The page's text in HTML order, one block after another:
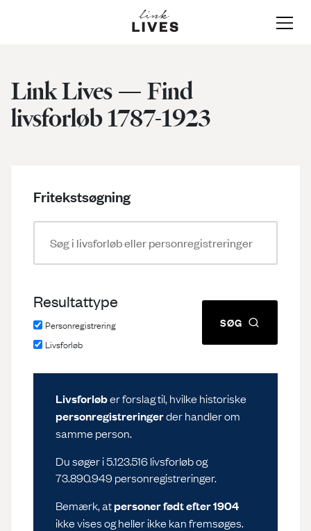
Om Link-Lives
Data og kilder i Link-Lives
Forberedelse af Link-Lives
data
Rettigheder og brug af data
Vejledninger
Søgevejledning
Giv feedback til livsforløbene
Download af data
FAQ – Ofte stillede
spørgsmål
Søg
Log ind
Link Lives — Find
livsforløb 1787-1923
Fritekstsøgning
Resultattype
Personregistrering
Livsforløb
SØG
Livsforløber forslag til, hvilke historiske
personregistreringerder handler om
samme person.
Du søger i 5.123.516 livsforløb og
73.890.949 personregistreringer.
Bemærk, atpersoner født efter 1904
ikke vises og heller ikke kan fremsøges.